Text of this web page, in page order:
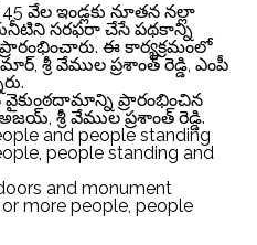
వేల ఇండ్లకు నూతన నల్లా
సరఫరా చేసే పథకాన్ని
ఈ కార్యక్రమంలో
శ్రీ వేముల ప్రశాంత్ రెడ్డి, ఎంపీ
వైకుంఠదామాన్ని ప్రారంభించిన
అజయ్, శ్రీ వేముల ప్రశాంత్ రెడ్డి.